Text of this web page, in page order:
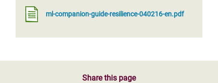
ml-companion-guide-resilience-040216-en.pdf
Share this page